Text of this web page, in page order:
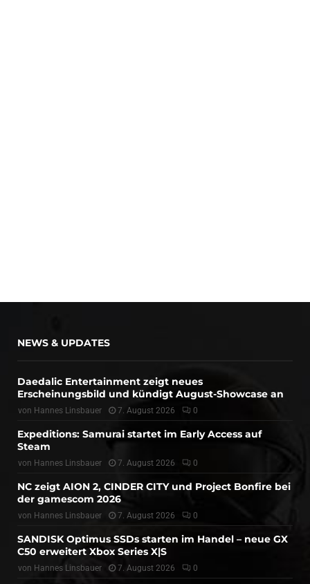
NEWS & UPDATES
Daedalic Entertainment zeigt neues
Erscheinungsbild und kündigt August-Showcase an
von Hannes Linsbauer 7. August 2026 0
Expeditions: Samurai startet im Early Access auf
Steam
von Hannes Linsbauer 7. August 2026 0
NC zeigt AION 2, CINDER CITY und Project Bonfire bei
der gamescom 2026
von Hannes Linsbauer 7. August 2026 0
SANDISK Optimus SSDs starten im Handel – neue GX
C50 erweitert Xbox Series X|S
von Hannes Linsbauer 7. August 2026 0